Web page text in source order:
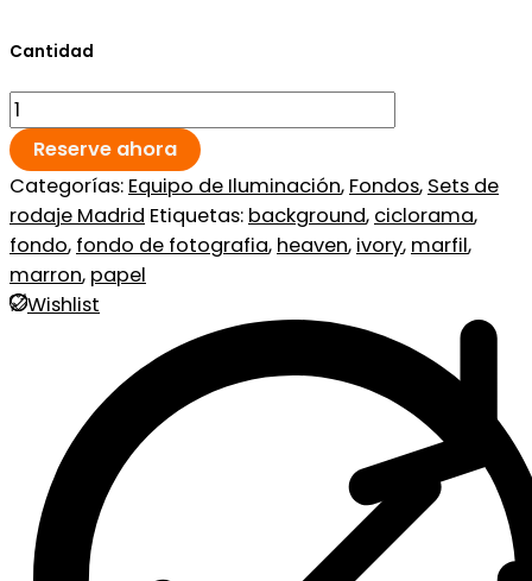
Cantidad
Reserve ahora
Categorías: Equipo de Iluminación, Fondos, Sets de
rodaje Madrid Etiquetas: background, ciclorama,
fondo, fondo de fotografia, heaven, ivory, marfil,
marron, papel
Wishlist